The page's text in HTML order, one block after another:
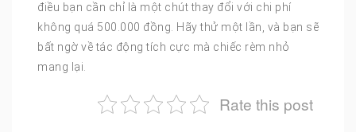
điều bạn cần chỉ là một chút thay đổi với chi phí
không quá 500.000 đồng. Hãy thử một lần, và bạn sẽ
bất ngờ về tác động tích cực mà chiếc rèm nhỏ
mang lại.
Rate this post